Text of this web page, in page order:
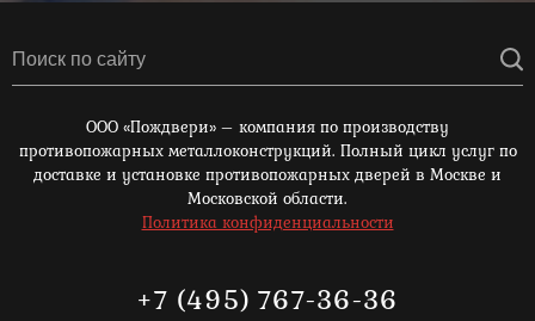
ООО «Пождвери» – компания по производству
противопожарных металлоконструкций. Полный цикл услуг по
доставке и установке противопожарных дверей в Москве и
Московской области.
Политика конфиденциальности
+7 (495) 767-36-36